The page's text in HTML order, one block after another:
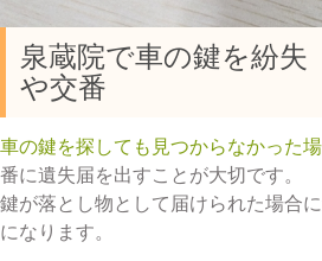
泉蔵院で車の鍵を紛
や交番
車の鍵を探しても見つからなかった
番に遺失届を出すことが大切です。
鍵が落とし物として届けられた場合
になります。